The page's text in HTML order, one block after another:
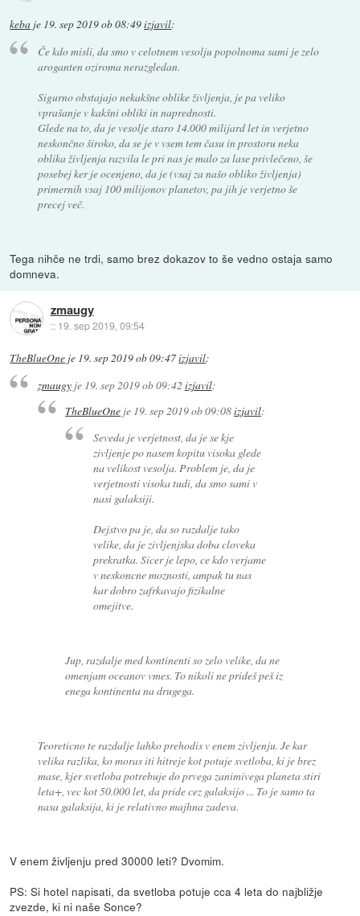
keba je 19. sep 2019 ob 08:49izjavil:
Če kdo misli, da smo v celotnem vesolju popolnoma sami je zelo
aroganten oziroma nerazgledan.
Sigurno obstajajo nekakšne oblike življenja, je pa veliko
vprašanje v kakšni obliki in naprednosti.
Glede na to, da je vesolje staro 14.000 milijard let in verjetno
neskončno široko, da se je v vsem tem času in prostoru neka
oblika življenja razvila le pri nas je malo za lase privlečeno, še
posebej ker je ocenjeno, da je (vsaj za našo obliko življenja)
primernih vsaj 100 milijonov planetov, pa jih je verjetno še
precej več.
Tega nihče ne trdi, samo brez dokazov to še vedno ostaja samo
domneva.
zmaugy
:: 19. sep 2019, 09:54
TheBlueOne je 19. sep 2019 ob 09:47izjavil:
zmaugyje 19. sep 2019 ob 09:42 izjavil:
TheBlueOne je 19. sep 2019 ob 09:08izjavil:
Seveda je verjetnost, da je se kje
zivljenje po nasem kopitu visoka glede
na velikost vesolja. Problem je, da je
verjetnosti visoka tudi, da smo sami v
nasi galaksiji.
Dejstvo pa je, da so razdalje tako
velike, da je zivljenjska doba cloveka
prekratka. Sicer je lepo, ce kdo verjame
v neskoncne moznosti, ampak tu nas
kar dobro zafrkavajo fizikalne
omejitve.
Jup, razdalje med kontinenti so zelo velike, da ne
omenjam oceanov vmes. To nikoli ne prideš peš iz
enega kontinenta na drugega.
Teoreticno te razdalje lahko prehodis v enem zivljenju. Je kar
velika razlika, ko moras iti hitreje kot potuje svetloba, ki je brez
mase, kjer svetloba potrebuje do prvega zanimivega planeta stiri
leta+, vec kot 50.000 let, da pride cez galaksijo ... To je samo ta
nasa galaksija, ki je relativno majhna zadeva.
V enem življenju pred 30000 leti? Dvomim.
PS: Si hotel napisati, da svetloba potuje cca 4 leta do najbližje
zvezde, ki ni naše Sonce?